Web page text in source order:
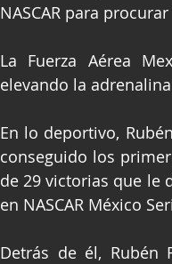
NASCAR para
La Fuerza Aérea
elevando la
En lo deportivo,
conseguido los
de 29 victorias que le
en NASCAR México
Detrás de él, Rubén